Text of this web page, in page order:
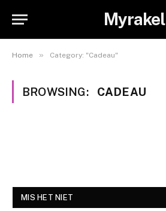
Myrakel
Home » Category: "Cadeau"
BROWSING: CADEAU
MIS HET NIET